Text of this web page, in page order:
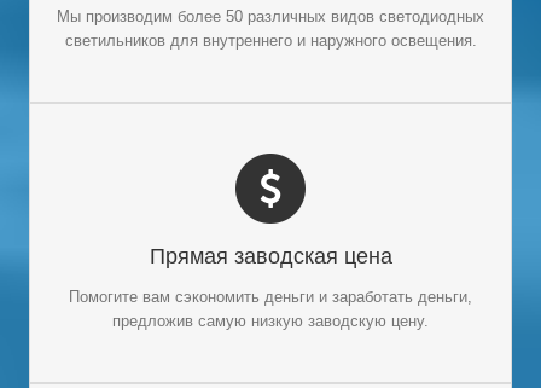
Мы производим более 50 различных видов светодиодных
светильников для внутреннего и наружного освещения.
светодиодные кукурузные лампы, светодиодные лампы
для высоких пролетов, солнечные светодиодные фонари,
Прямая заводская цена
Помогите вам сэкономить деньги и заработать деньги,
предложив самую низкую заводскую цену.
ПРЯМАЯ ЗАВОДСКАЯ ЦЕНА
конкурентоспособна, чем у посредников и местных
получить больше прибыли от своего светодиодного
бизнеса.